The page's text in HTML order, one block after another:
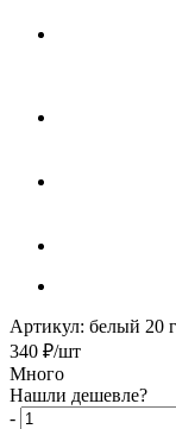
Артикул: белый 20
340 ₽/шт
Много
Нашли дешевле?
-